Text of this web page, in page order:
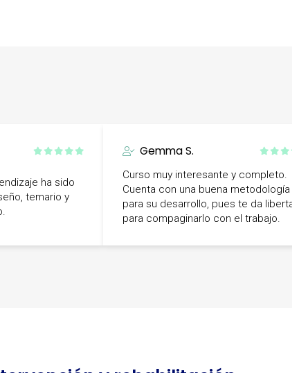
ha sido
temario y
Gemma S.
Curso muy interesante y completo.
Cuenta con una buena metodología
para su desarrollo, pues te da
para compaginarlo con el trabajo.